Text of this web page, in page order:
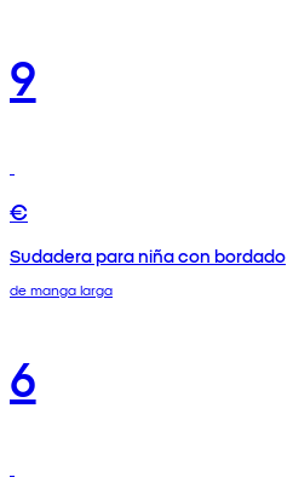
9
€
Sudadera para niña con bordado
de manga larga
6